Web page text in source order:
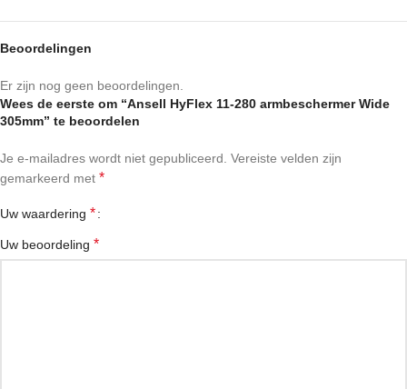
Beoordelingen
Er zijn nog geen beoordelingen.
Wees de eerste om “Ansell HyFlex 11-280 armbeschermer Wide
305mm” te beoordelen
Je e-mailadres wordt niet gepubliceerd. Vereiste velden zijn
gemarkeerd met *
Uw waardering *
Uw beoordeling *